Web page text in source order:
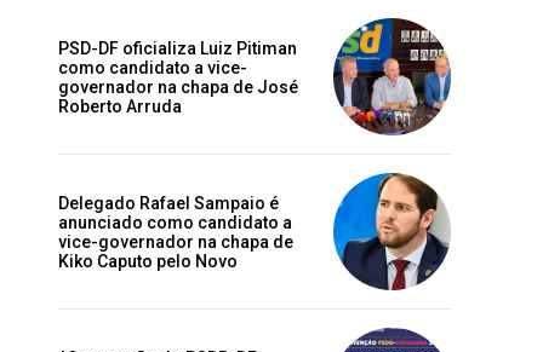
PSD-DF oficializa Luiz Pitiman
como candidato a vice-
governador na chapa de José
Roberto Arruda
Delegado Rafael Sampaio é
anunciado como candidato a
vice-governador na chapa de
Kiko Caputo pelo Novo